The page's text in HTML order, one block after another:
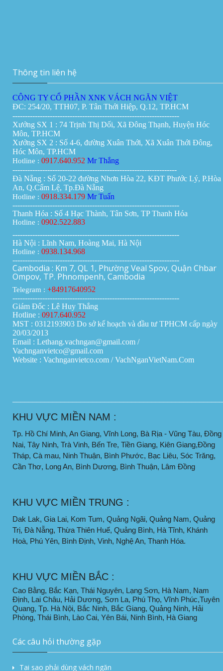
Thông tin liên hệ
CÔNG TY CỔ PHẦN XNK VÁCH NGĂN VIỆT
ĐC: 254/20, TTH07, P. Tân Thới Hiệp, Q.12, TP.HCM
-------------------------------------------------------------------
Xưởng SX 1 : 74 Trịnh Thị Dối, Xã Đông Thạnh, Huyện Hóc
Môn, TP.HCM
Xưởng SX 2 : Số 4-6, đường Xuân Thới, Xã Xuân Thới Đông,
Hóc Môn, TP.HCM
Hotline : 0917.640.952 Mr Thắng
------------------------------------------------------------------
Đà Nẵng : Số 20-22 đường Nhơn Hòa 22, KĐT Phước Lý, P.Hòa
An, Q.Cẩm Lệ, Tp.Đà Nẵng
Hotline : 0918.334.179 Mr Tuấn
-------------------------------------------------------------------
Thanh Hóa : Số 4 Hạc Thành, Tân Sơn, TP Thanh Hóa
Hotline : 0902.522.883
-------------------------------------------------------------------
Hà Nội : Lĩnh Nam, Hoàng Mai, Hà Nội
Hotline : 0938.134.968
-------------------------------------------------------------------
Cambodia : Km 7, QL 1, Phường Veal Spov, Quận Chbar
Ompov, TP. Phnompenh, Cambodia
Telegram : +84917640952
-------------------------------------------------------------------
Giám Đốc : Lê Huy Thắng
Hotline : 0917.640.952
MST : 0312193903 Do sở kế hoạch và đầu tư TPHCM cấp ngày
20/03/2013
Email : Lethang.vachngan@gmail.com /
Vachnganvietco@gmail.com
Website : Vachnganvietco.com /VachNganVietNam.Com
KHU VỰC MIỀN NAM :
Tp. Hồ Chí Minh, An Giang, Vĩnh Long, Bà Rịa - Vũng Tàu, Đồng
Nai, Tây Ninh, Trà Vinh, Bến Tre, Tiền Giang, Kiên Giang,Đồng
Tháp, Cà mau, Ninh Thuận, Bình Phước, Bạc Liêu, Sóc Trăng,
Cần Thơ, Long An, Bình Dương, Bình Thuận, Lâm Đồng
KHU VỰC MIỀN TRUNG :
Dak Lak, Gia Lai, Kom Tum, Quảng Ngãi, Quảng Nam, Quảng
Trị, Đà Nẵng, Thừa Thiên Huế, Quảng Bình, Hà Tĩnh, Khánh
Hoà, Phú Yên, Bình Định, Vinh, Nghệ An, Thanh Hóa.
KHU VỰC MIỀN BẮC :
Cao Bằng, Bắc Kạn, Thái Nguyên, Lạng Sơn, Hà Nam, Nam
Định, Lai Châu, Hải Dương, Sơn La, Phú Thọ, Vĩnh Phúc,Tuyên
Quang, Tp. Hà Nội, Bắc Ninh, Bắc Giang, Quảng Ninh, Hải
Phòng, Thái Bình, Lào Cai, Yên Bái, Ninh Bình, Hà Giang
Các câu hỏi thường gặp
Tai sao phải dùng vách ngăn